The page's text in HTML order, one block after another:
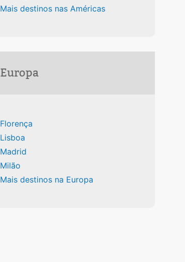
Mais destinos nas Américas
Europa
Florença
Lisboa
Madrid
Milão
Mais destinos na Europa